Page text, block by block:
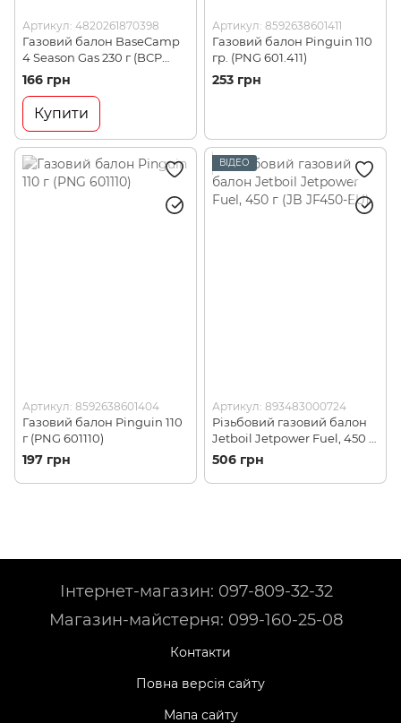
Артикул: 4820261870398
Газовий балон BaseCamp
4 Season Gas 230 г (BCP
70300)
166 грн
Купити
Артикул: 8592638601411
Газовий балон Pinguin 110
гр. (PNG 601.411)
253 грн
Артикул: 8592638601404
Газовий балон Pinguin 110
г (PNG 601110)
197 грн
ВІДЕО
Артикул: 893483000724
Різьбовий газовий балон
Jetboil Jetpower Fuel, 450 г
(JB JF450-EU)
506 грн
Інтернет-магазин: 097-809-32-32
Магазин-майстерня: 099-160-25-08
Контакти
Повна версія сайту
Мапа сайту